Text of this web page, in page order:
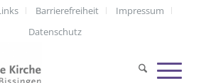
Barrierefreiheit
Impressum
Datenschutz